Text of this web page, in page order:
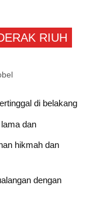
RIUH
di belakang
dan
hikmah dan
dengan